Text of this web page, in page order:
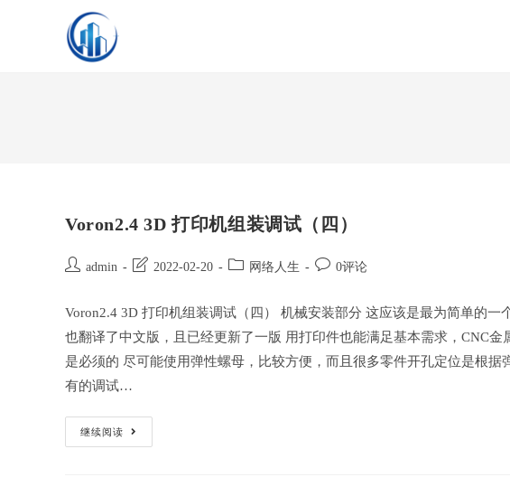
Voron2.4 3D 打印机组装调试（四）
Post admin
Post
modified:
2022-02-20
Post 网络人生
Post 0评论
Voron2.4 3D 打印机组装调试（四） 机械安装部分 这应该是最为简单的
也翻译了中文版，且已经更新了一版 用打印件也能满足基本需求，CNC
是必须的 尽可能使用弹性螺母，比较方便，而且很多零件开孔定位是根
有的调试…
继续阅读
Voron2.4
3D